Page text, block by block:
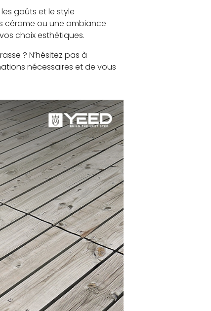
goûts et le style
cérame ou une ambiance
choix esthétiques.
? N’hésitez pas à
nécessaires et de vous